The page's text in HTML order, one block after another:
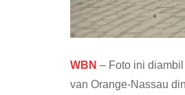
WBN – Foto ini
van Orange-Nassau